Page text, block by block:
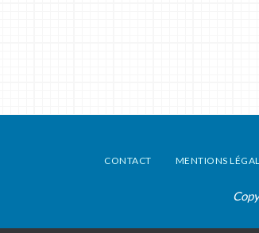
CONTACT MENTIONS